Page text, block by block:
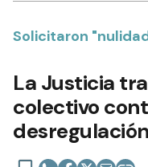
Solicitaron
La Justicia
colectivo